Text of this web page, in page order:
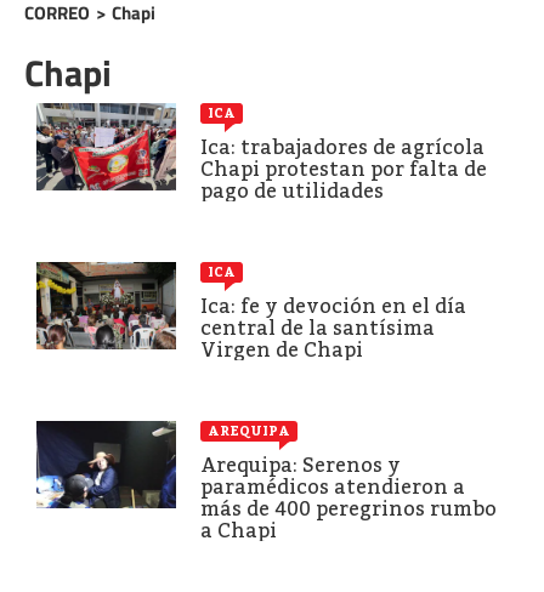
CORREO > Chapi
Chapi
ICA
Ica: trabajadores de agrícola
Chapi protestan por falta de
pago de utilidades
ICA
Ica: fe y devoción en el día
central de la santísima
Virgen de Chapi
AREQUIPA
Arequipa: Serenos y
paramédicos atendieron a
más de 400 peregrinos rumbo
a Chapi